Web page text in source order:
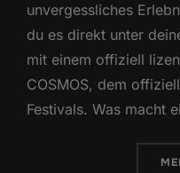
unvergessliches
du es direkt unter
mit einem offiziell
COSMOS, dem
Festivals. Was macht